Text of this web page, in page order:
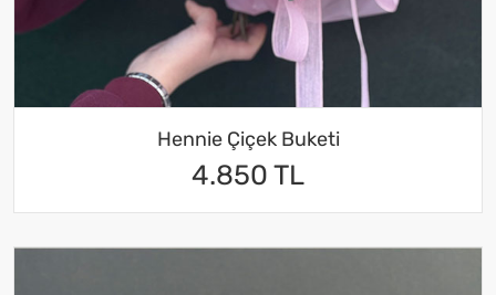
Hennie Çiçek Buketi
4.850 TL